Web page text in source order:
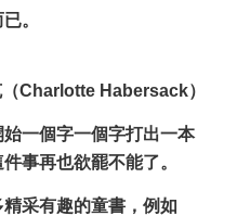
。
Charlotte Habersack）
一個字一個字打出一本
事再也欲罷不能了。
采有趣的童書，例如